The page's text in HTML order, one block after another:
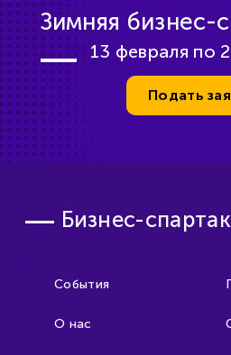
Зимняя бизнес-
13 февраля по
Подать
Бизнес-
События
О нас